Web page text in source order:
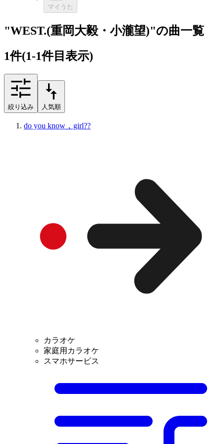
マイうた
"WEST.(重岡大毅・小瀧望)"の曲一覧
1件(1-1件目表示)
絞り込み 人気順
do you know，girl??
カラオケ
家庭用カラオケ
スマホサービス